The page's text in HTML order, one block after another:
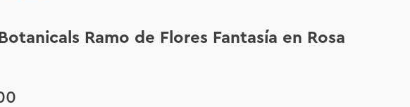
Ramo de Flores Fantasía en Rosa